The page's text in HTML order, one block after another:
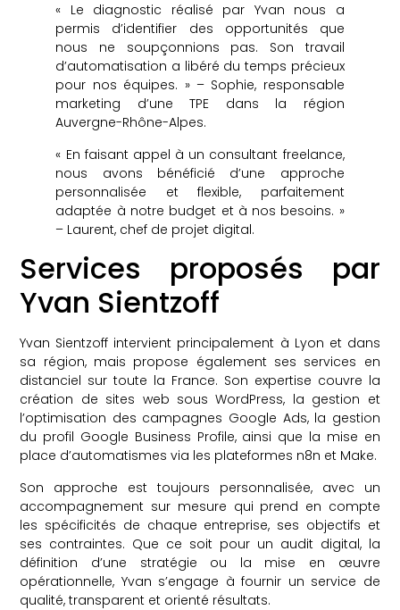
« Le diagnostic réalisé par Yvan nous a
permis d’identifier des opportunités que
nous ne soupçonnions pas. Son travail
d’automatisation a libéré du temps précieux
pour nos équipes. » – Sophie, responsable
marketing d’une TPE dans la région
Auvergne-Rhône-Alpes.
« En faisant appel à un consultant freelance,
nous avons bénéficié d’une approche
personnalisée et flexible, parfaitement
adaptée à notre budget et à nos besoins. »
– Laurent, chef de projet digital.
Services proposés par
Yvan Sientzoff
Yvan Sientzoff intervient principalement à Lyon et dans
sa région, mais propose également ses services en
distanciel sur toute la France. Son expertise couvre la
création de sites web sous WordPress, la gestion et
l’optimisation des campagnes Google Ads, la gestion
du profil Google Business Profile, ainsi que la mise en
place d’automatismes via les plateformes n8n et Make.
Son approche est toujours personnalisée, avec un
accompagnement sur mesure qui prend en compte
les spécificités de chaque entreprise, ses objectifs et
ses contraintes. Que ce soit pour un audit digital, la
définition d’une stratégie ou la mise en œuvre
opérationnelle, Yvan s’engage à fournir un service de
qualité, transparent et orienté résultats.